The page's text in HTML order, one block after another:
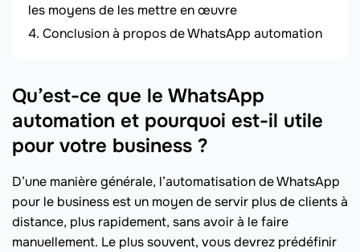
les moyens de les mettre en œuvre
Conclusion à propos de WhatsApp automation
Qu’est-ce que le WhatsApp
automation et pourquoi est-il utile
pour votre business ?
D’une manière générale, l’automatisation de WhatsApp
pour le business est un moyen de servir plus de clients à
distance, plus rapidement, sans avoir à le faire
manuellement. Le plus souvent, vous devrez prédéfinir